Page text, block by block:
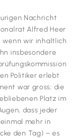
Nachricht
Alfred Heer
wenn wir inhaltlich
insbesondere
Politiker erlebt
war gross; die
Platz im
dass jeder
mehr in
den Tag) – es